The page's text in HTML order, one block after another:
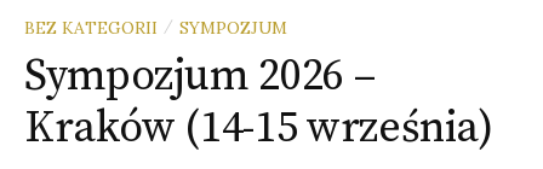
BEZ KATEGORII / SYMPOZJUM
Sympozjum 2026 –
Kraków (14-15 września)